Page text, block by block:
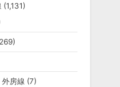
(1,131)
房線 (7)